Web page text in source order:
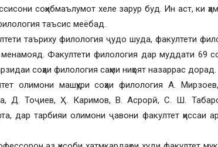
соҳибмаълумот хеле зарур буд. Ин аст, ки
таъсис меёбад.
таъриху филология ҷудо шуда, факултети
Факултети филология дар муддати 69
соҳаи филология саҳми ниҳоят назаррас дорад.
олимони машҳури соҳаи филология А.
Д. Тоҷиев, Ҳ. Каримов, В. Асрорӣ, С. Ш.
дар тарбияи олимони ҷавони факултет ҳиссаи